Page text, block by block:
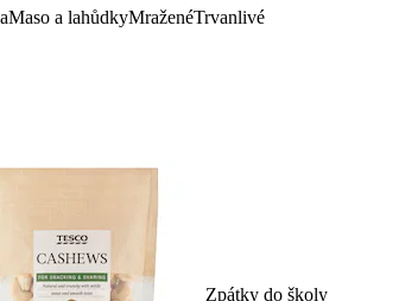
Maso a lahůdkyMraženéTrvanlivé
Zpátky do školy